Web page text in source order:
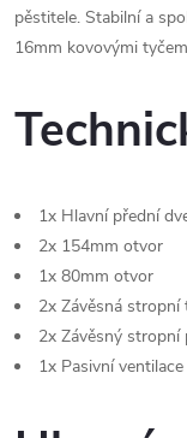
pěstitele. Stabilní a
16mm kovovými
1x Hlavní přední
2x 154mm otvor
1x 80mm otvor
2x Závěsná stropní
2x Závěsný stropní
1x Pasivní